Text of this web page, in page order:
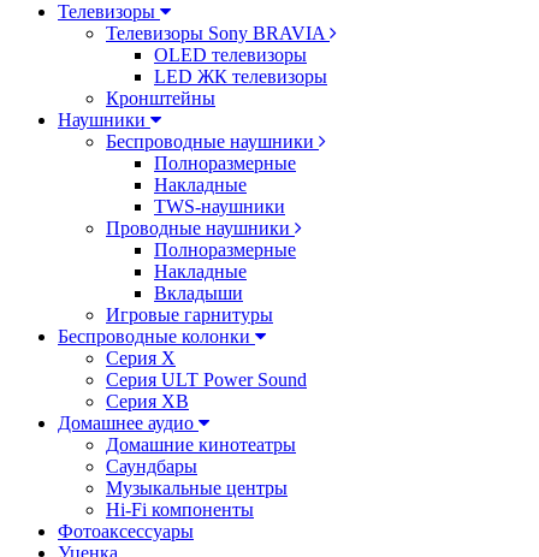
Телевизоры
Телевизоры Sony BRAVIA
OLED телевизоры
LED ЖК телевизоры
Кронштейны
Наушники
Беспроводные наушники
Полноразмерные
Накладные
TWS-наушники
Проводные наушники
Полноразмерные
Накладные
Вкладыши
Игровые гарнитуры
Беспроводные колонки
Серия X
Серия ULT Power Sound
Серия XB
Домашнее аудио
Домашние кинотеатры
Саундбары
Музыкальные центры
Hi-Fi компоненты
Фотоаксессуары
Уценка